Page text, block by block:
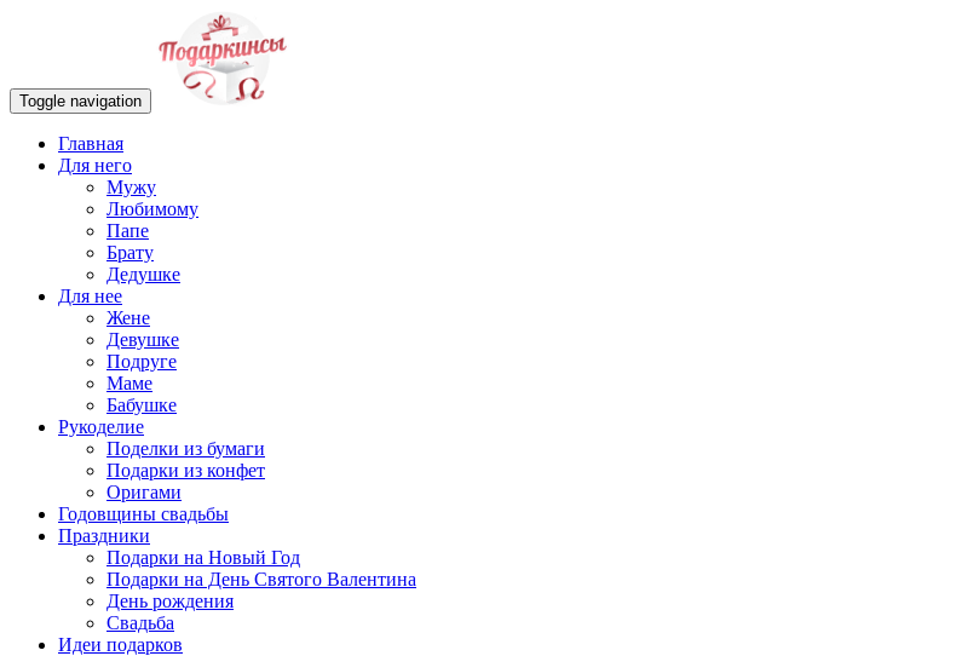
Toggle navigation
Главная
Для него
Мужу
Любимому
Папе
Брату
Дедушке
Для нее
Жене
Девушке
Подруге
Маме
Бабушке
Рукоделие
Поделки из бумаги
Подарки из конфет
Оригами
Годовщины свадьбы
Праздники
Подарки на Новый Год
Подарки на День Святого Валентина
День рождения
Свадьба
Идеи подарков